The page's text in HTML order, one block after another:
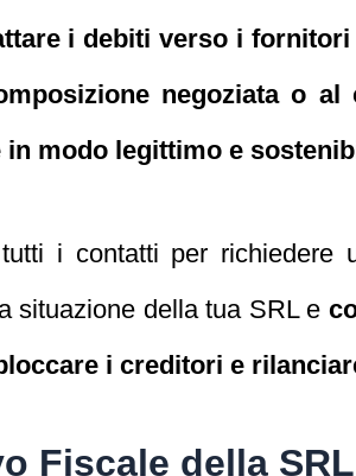
i debiti verso i
negoziata o al
modo legittimo e
i contatti per richiedere
situazione della tua SRL e
i creditori e
Fiscale della SRL